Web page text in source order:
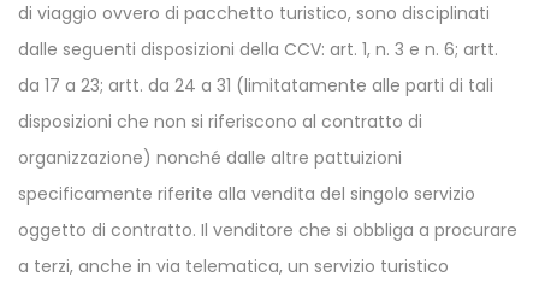
di viaggio ovvero di pacchetto turistico, sono disciplinati
dalle seguenti disposizioni della CCV: art. 1, n. 3 e n. 6; artt.
da 17 a 23; artt. da 24 a 31 (limitatamente alle parti di tali
disposizioni che non si riferiscono al contratto di
organizzazione) nonché dalle altre pattuizioni
specificamente riferite alla vendita del singolo servizio
oggetto di contratto. Il venditore che si obbliga a procurare
a terzi, anche in via telematica, un servizio turistico